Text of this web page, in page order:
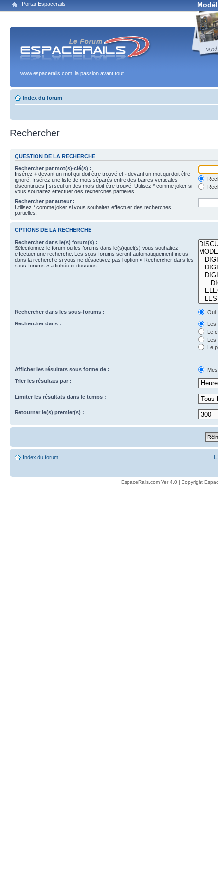
Portail Espacerails
www.espacerails.com, la passion avant tout
Index du forum
Rechercher
QUESTION DE LA RECHERCHE
Rechercher par mot(s)-clé(s) :
Insérez + devant un mot qui doit être trouvé et - devant un mot qui doit être
ignoré. Insérez une liste de mots séparés entre des barres verticales
discontinues | si seul un des mots doit être trouvé. Utilisez * comme joker si
vous souhaitez effectuer des recherches partielles.
Rechercher par auteur :
Utilisez * comme joker si vous souhaitez effectuer des recherches
partielles.
OPTIONS DE LA RECHERCHE
Rechercher dans le(s) forum(s) :
Sélectionnez le forum ou les forums dans le(s)quel(s) vous souhaitez
effectuer une recherche. Les sous-forums seront automatiquement inclus
dans la recherche si vous ne désactivez pas l’option « Rechercher dans les
sous-forums » affichée ci-dessous.
Rechercher dans les sous-forums :
Oui
Rechercher dans :
Les
Le
Les
Le
Afficher les résultats sous forme de :
Trier les résultats par :
Limiter les résultats dans le temps :
Retourner le(s) premier(s) :
Index du forum
EspaceRails.com Ver 4.0 | Copyright